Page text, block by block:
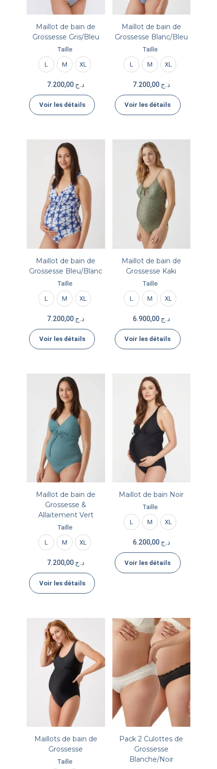
Maillot de bain de
Grossesse Gris/Bleu
Taille
L M XL
د.ج
Voir les détails
Maillot de bain de
Grossesse Blanc/Bleu
Taille
L M XL
د.ج 7.200,00
Voir les détails
Maillot de bain de
Grossesse Bleu/Blanc
Taille
L M XL
د.ج
Voir les détails
Maillot de bain de
Grossesse Kaki
Taille
L M XL
د.ج 6.900,00
Voir les détails
Maillot de bain de
Grossesse &
Allaitement Vert
Taille
L M XL
د.ج
Voir les détails
Maillot de bain Noir
Taille
L M XL
د.ج 6.200,00
Voir les détails
Maillots de bain de
Grossesse
Taille
Pack 2 Culottes de
Grossesse
Blanche/Noir